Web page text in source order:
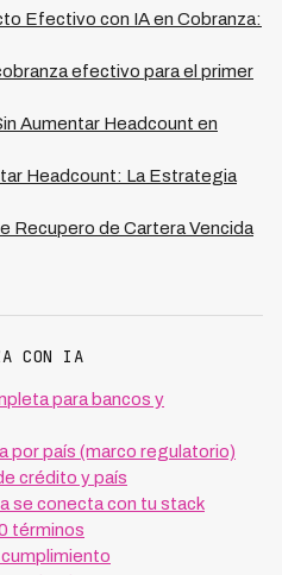
Efectivo con IA en Cobranza:
efectivo para el primer
Aumentar Headcount en
Headcount: La Estrategia
Recupero de Cartera Vencida
CON IA
para bancos y
por país (marco regulatorio)
crédito y país
se conecta con tu stack
términos